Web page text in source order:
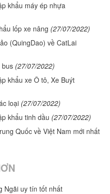
khẩu máy ép nhựa
lốp xe nâng (27/07/2022)
(QuingDao) về CatLai
bus (27/07/2022)
khẩu xe Ô tô, Xe Buýt
loại (27/07/2022)
khẩu tinh dầu (27/07/2022)
Quốc về Việt Nam mới nhất
Ngãi uy tín tốt nhất